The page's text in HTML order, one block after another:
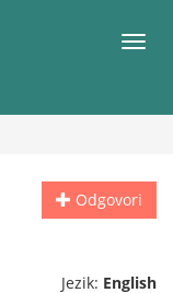
Meni
Odgovori
Jezik: English